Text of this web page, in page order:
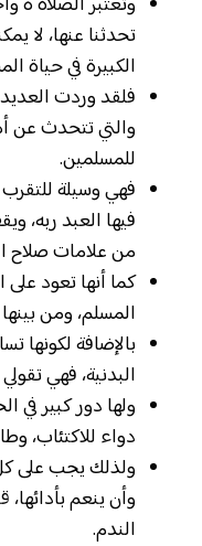
تحدثنا عنها، لا
الكبيرة في حياة
فلقد وردت العديد
والتي تتحدث عن
للمسلمين.
فهي وسيلة للتقرب
فيها العبد ربه،
من علامات صلاح
كما أنها تعود على
المسلم، ومن
بالإضافة لكونها
البدنية، فهي
ولها دور كبير في
دواء للاكتئاب،
ولذلك يجب على
وأن ينعم
الندم.